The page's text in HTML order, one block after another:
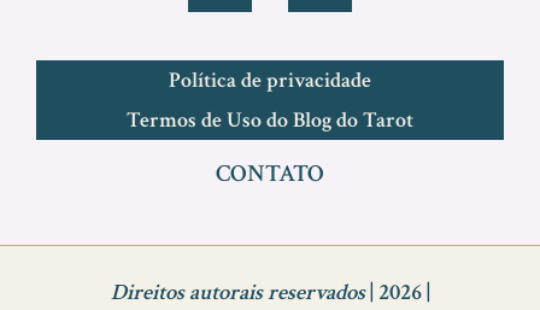
Política de privacidade
Termos de Uso do Blog do Tarot
CONTATO
Direitos autorais reservados| 2026 |